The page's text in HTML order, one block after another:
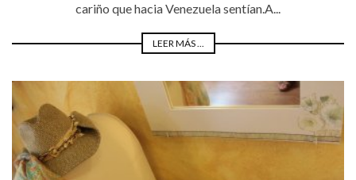
cariño que hacia Venezuela sentían.A...
LEER MÁS ...